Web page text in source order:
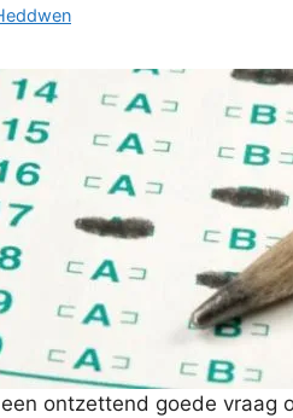
ontzettend goede vraag